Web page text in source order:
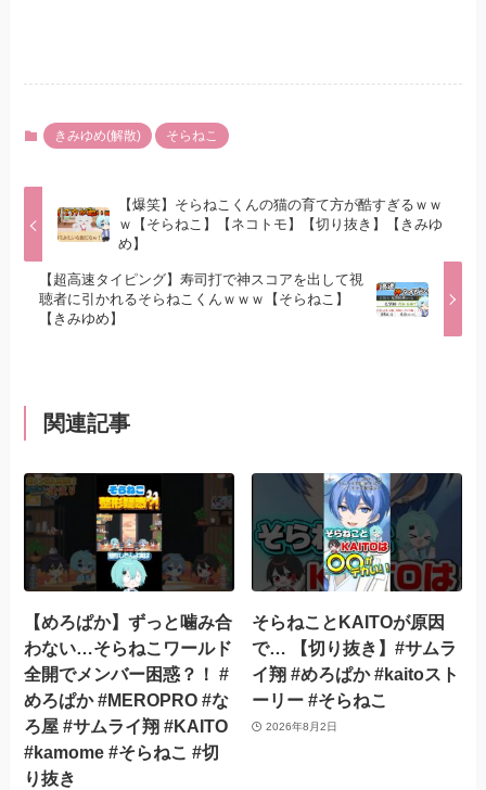
きみゆめ(解散) そらねこ
【爆笑】そらねこくんの猫の育て方が酷すぎるｗｗ
ｗ【そらねこ】【ネコトモ】【切り抜き】【きみゆ
め】
【超高速タイピング】寿司打で神スコアを出して視
聴者に引かれるそらねこくんｗｗｗ【そらねこ】
【きみゆめ】
関連記事
【めろぱか】ずっと噛み合
わない…そらねこワールド
全開でメンバー困惑？！ #
めろぱか #MEROPRO #な
ろ屋 #サムライ翔 #KAITO
#kamome #そらねこ #切
り抜き
そらねことKAITOが原因
で… 【切り抜き】#サムラ
イ翔 #めろぱか #kaitoスト
ーリー #そらねこ
2026年8月2日